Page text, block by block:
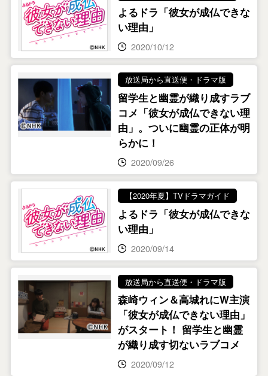
よるドラ「彼女が成仏できな
い理由」
2020/10/12
放送局から直送便・ドラマ版
留学生と幽霊が織り成すラブ
コメ「彼女が成仏できない理
由」。ついに幽霊の正体が明
らかに！
2020/09/26
【2020年夏】TVドラマガイド
よるドラ「彼女が成仏できな
い理由」
2020/09/14
放送局から直送便・ドラマ版
森崎ウィン＆高城れにW主演
「彼女が成仏できない理由」
がスタート！ 留学生と幽霊
が織り成す切ないラブコメ
2020/09/12